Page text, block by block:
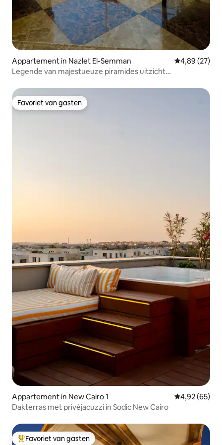
Appartement in Nazlet El-Semman Gemiddelde
4,89 (27)
Legende van majestueuze piramides uitzicht
Favoriet van gasten
Favoriet van gasten
Appartement in New Cairo 1 Gemiddelde
4,92 (65)
Dakterras met privéjacuzzi in Sodic New Cairo
Topfavoriet van gasten
Favoriet van gasten